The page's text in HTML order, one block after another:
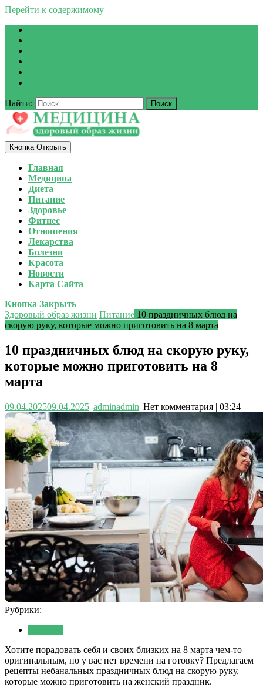
Перейти к содержимому
Найти:
Кнопка Открыть
Главная
Медицина
Диета
Питание
Здоровье
Фитнес
Отношения
Лекарства
Болезни
Красота
Новости
Карта Сайта
Кнопка Закрыть
Здоровый образ жизни Питание 10 праздничных блюд на
скорую руку, которые можно приготовить на 8 марта
10 праздничных блюд на скорую руку,
которые можно приготовить на 8
марта
09.04.202509.04.2025| adminadmin| Нет комментария | 03:24
Рубрики:
Хотите порадовать себя и своих близких на 8 марта чем-то
оригинальным, но у вас нет времени на готовку? Предлагаем
рецепты небанальных праздничных блюд на скорую руку,
которые можно приготовить на женский праздник.